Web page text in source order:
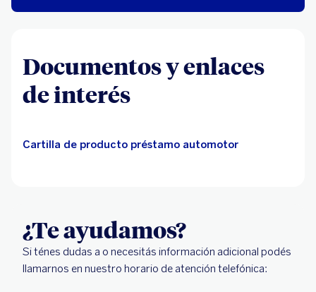
Documentos y enlaces
de interés
Cartilla de producto préstamo automotor
¿Te ayudamos?
Si ténes dudas a o necesitás información adicional podés
llamarnos en nuestro horario de atención telefónica: